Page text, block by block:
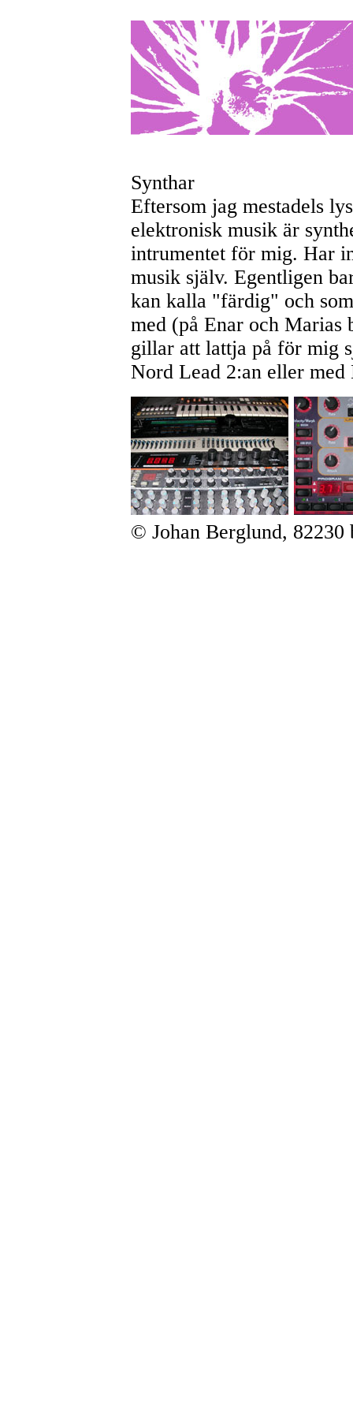
Synthar
Eftersom jag mestadels
elektronisk musik är
intrumentet för mig. Har
musik själv. Egentligen
kan kalla "färdig" och
med (på Enar och Marias
gillar att lattja på för mig
Nord Lead 2:an eller
© Johan Berglund, 82230